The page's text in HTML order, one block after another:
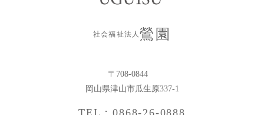
社会福祉法人鶯園
〒708-0844
岡山県津山市瓜生原337-1